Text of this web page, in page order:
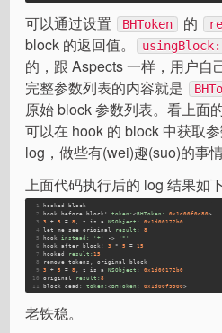
可以通过设置 BHToken 的
block 的返回值。
usingBlock:
的，跟 Aspects 一样，用户自
完整参数列表的内容就是
原始 block 参数列表。看上面
可以在 hook 的 block 中获取
log，做些有(wei)趣(suo)的事情
上面代码执行后的 log 结果如
1
2
3
4
5
6
7
8
9
10
11
hooked block
hook before block! token:<BHToken: 0x1d00f0d80>
3
+ 5 = 8 , z is a NSObject:
0x1d00172b0
let me see original
result:
8
hook instead: '+' ->
'*'
hook after block! 3 * 5 = 15
hooked
result:15
remove tokens, original block
3
+ 5 = 8 , z is a NSObject:
0x1d00172b0
original
result:8
block dead! token:<BHToken: 0x1d00f9900>
老铁稳。